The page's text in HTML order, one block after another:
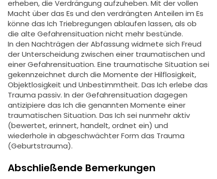
erheben, die Verdrängung aufzuheben. Mit der vollen
Macht über das Es und den verdrängten Anteilen im Es
könne das Ich Triebregungen ablaufen lassen, als ob
die alte Gefahrensituation nicht mehr bestünde.
In den Nachträgen der Abfassung widmete sich Freud
der Unterscheidung zwischen einer traumatischen und
einer Gefahrensituation. Eine traumatische Situation sei
gekennzeichnet durch die Momente der Hilflosigkeit,
Objektlosigkeit und Unbestimmtheit. Das Ich erlebe das
Trauma passiv. In der Gefahrensituation dagegen
antizipiere das Ich die genannten Momente einer
traumatischen Situation. Das Ich sei nunmehr aktiv
(bewertet, erinnert, handelt, ordnet ein) und
wiederhole in abgeschwächter Form das Trauma
(Geburtstrauma).
Abschließende Bemerkungen